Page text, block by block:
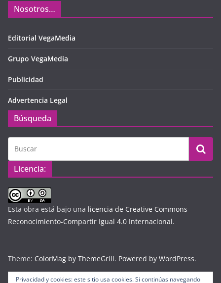
Nosotros…
Editorial VegaMedia
Grupo VegaMedia
Publicidad
Advertencia Legal
Búsqueda
Licencia:
Esta obra está bajo una licencia de Creative Commons
Reconocimiento-Compartir Igual 4.0 Internacional.
Theme: ColorMag by ThemeGrill. Powered by WordPress.
Privacidad y cookies: este sitio usa cookies. Si continúas navegando